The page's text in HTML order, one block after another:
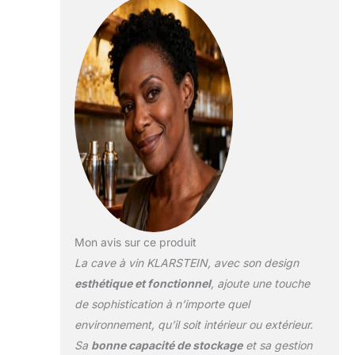
BOUTEILLES, 2 ZONES
: Jusqu'à 39 bouteilles
réparties sur deux
zones de température
réglables séparément –
idéal pour rafraîchir
rouges et blancs en
même temps. TOUS
LES VINS, 5–18 °C :
Température réglable
en continu entre 5 et 18
°C – idéal pour vins
rouges, blancs et
champagne ou bière.
COMMANDE TACTILE
PRÉCISE : Réglez la
température via le
bandeau tactile avec
écran LCD. Compacte
et pose libre – s'intègre
Mon avis sur ce produit
La cave à vin KLARSTEIN, avec son design
esthétique et fonctionnel, ajoute une touche
de sophistication à n’importe quel
environnement, qu’il soit intérieur ou extérieur.
Sa bonne capacité de stockageet sa gestion